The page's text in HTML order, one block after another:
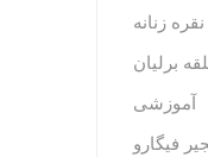
زنانه
برلیان
آموزشی
فیگارو